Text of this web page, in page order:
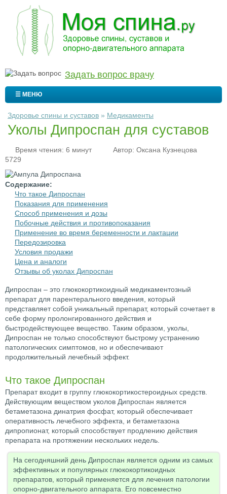
Задать вопрос врачу
☰ МЕНЮ
Здоровье спины и суставов » Медикаменты
Уколы Дипроспан для суставов
Время чтения: 6 минут Автор: Оксана Кузнецова
5729
Содержание:
Что такое Дипроспан
Показания для применения
Способ применения и дозы
Побочные действия и противопоказания
Применение во время беременности и лактации
Передозировка
Условия продажи
Цена и аналоги
Отзывы об уколах Дипроспан
Дипроспан – это глюкокортикоидный медикаментозный
препарат для парентерального введения, который
представляет собой уникальный препарат, который сочетает в
себе форму пролонгированного действия и
быстродействующее вещество. Таким образом, уколы,
Дипроспан не только способствуют быстрому устранению
патологических симптомов, но и обеспечивают
продолжительный лечебный эффект.
Что такое Дипроспан
Препарат входит в группу глюкокортикостероидных средств.
Действующим веществом уколов Дипроспан является
бетаметазона динатрия фосфат, который обеспечивает
оперативность лечебного эффекта, и бетаметазона
дипропионат, который способствует продлению действия
препарата на протяжении нескольких недель.
На сегодняшний день Дипроспан является одним из самых
эффективных и популярных глюкокортикоидных
препаратов, который применяется для лечения патологии
опорно-двигательного аппарата. Его повсеместно